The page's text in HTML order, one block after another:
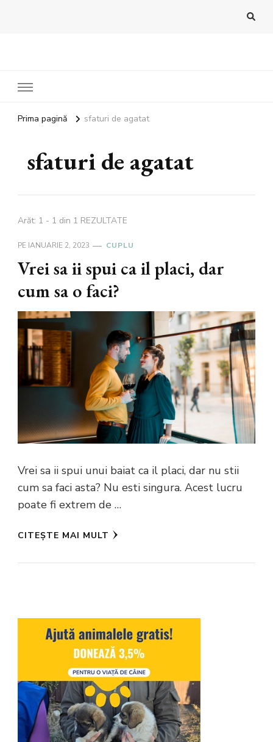
Prima pagină sfaturi de agatat
sfaturi de agatat
Arăt: 1 - 1 din 1 REZULTATE
PE IANUARIE 2, 2023 CUPLU
Vrei sa ii spui ca il placi, dar
cum sa o faci?
Vrei sa ii spui unui baiat ca il placi, dar nu stii
cum sa faci asta? Nu esti singura. Acest lucru
poate fi extrem de …
CITEȘTE MAI MULT